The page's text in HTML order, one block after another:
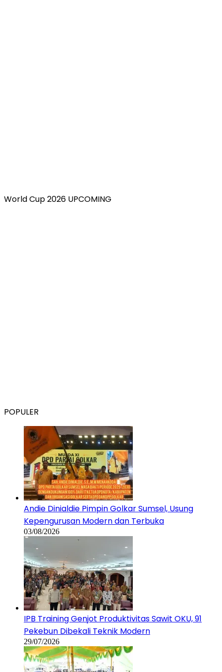
World Cup 2026 UPCOMING
POPULER
Andie Dinialdie Pimpin Golkar Sumsel, Usung
Kepengurusan Modern dan Terbuka
03/08/2026
IPB Training Genjot Produktivitas Sawit OKU, 91
Pekebun Dibekali Teknik Modern
29/07/2026